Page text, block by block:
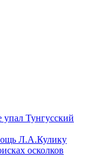
Тунгусский
Л.А.Кулику
осколков